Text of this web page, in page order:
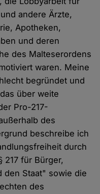
andere Ärzte,
Apotheken,
und deren
des Malteserordens
waren. Meine
begründet und
über weite
Pro-217-
des
beschreibe ich
durch
217 für Bürger,
den Staat" sowie die
des